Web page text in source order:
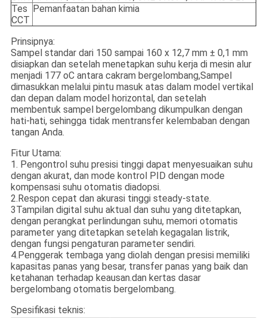
Tes
CCT
Pemanfaatan bahan kimia
Prinsipnya:
Sampel standar dari 150 sampai 160 x 12,7 mm ± 0,1 mm
disiapkan dan setelah menetapkan suhu kerja di mesin alur
menjadi 177 oC antara cakram bergelombang,Sampel
dimasukkan melalui pintu masuk atas dalam model vertikal
dan depan dalam model horizontal, dan setelah
membentuk sampel bergelombang dikumpulkan dengan
hati-hati, sehingga tidak mentransfer kelembaban dengan
tangan Anda.
Fitur Utama:
1. Pengontrol suhu presisi tinggi dapat menyesuaikan suhu
dengan akurat, dan mode kontrol PID dengan mode
kompensasi suhu otomatis diadopsi.
2.Respon cepat dan akurasi tinggi steady-state.
3Tampilan digital suhu aktual dan suhu yang ditetapkan,
dengan perangkat perlindungan suhu, memori otomatis
parameter yang ditetapkan setelah kegagalan listrik,
dengan fungsi pengaturan parameter sendiri.
4.Penggerak tembaga yang diolah dengan presisi memiliki
kapasitas panas yang besar, transfer panas yang baik dan
ketahanan terhadap keausan.dan kertas dasar
bergelombang otomatis bergelombang.
Spesifikasi teknis: